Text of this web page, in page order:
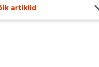
artiklid